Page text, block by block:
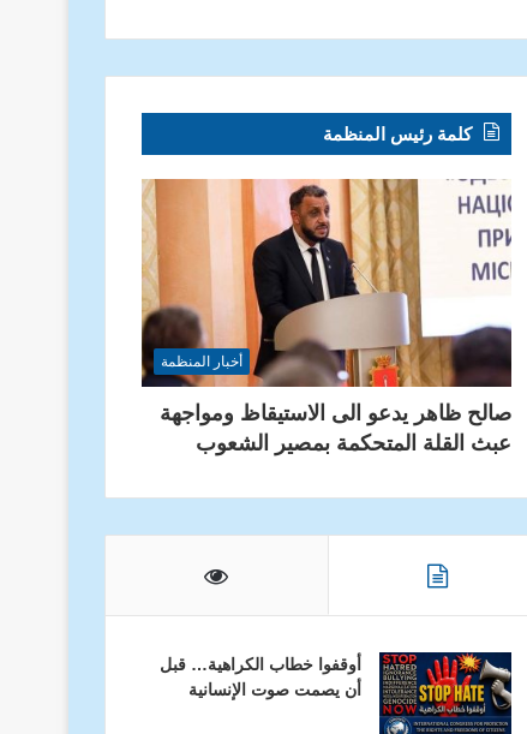
الشامل (CTBTO)
منظمة الدرع الدولية… دور فاعل في تمكين الشباب ومكافحة الفقر والجوع من خلال التعليم والوعي البيئي نداء منظمة الدرع العالمية إلى الحقوقيين والصحفيين والإعلاميين والمدافعين عن حقوق الإنسان وإلى كل أحرار العالم
كلمة رئيس المنظمة
أخبار المنظمة
صالح ظاهر يدعو الى الاستيقاظ ومواجهة
عبث القلة المتحكمة بمصير الشعوب
أوقفوا خطاب الكراهية… قبل
أن يصمت صوت الإنسانية